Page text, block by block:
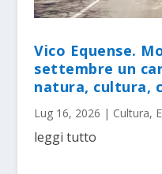
Vico Equense.
settembre un
natura, cultura,
Lug 16, 2026 | Cultura,
leggi tutto